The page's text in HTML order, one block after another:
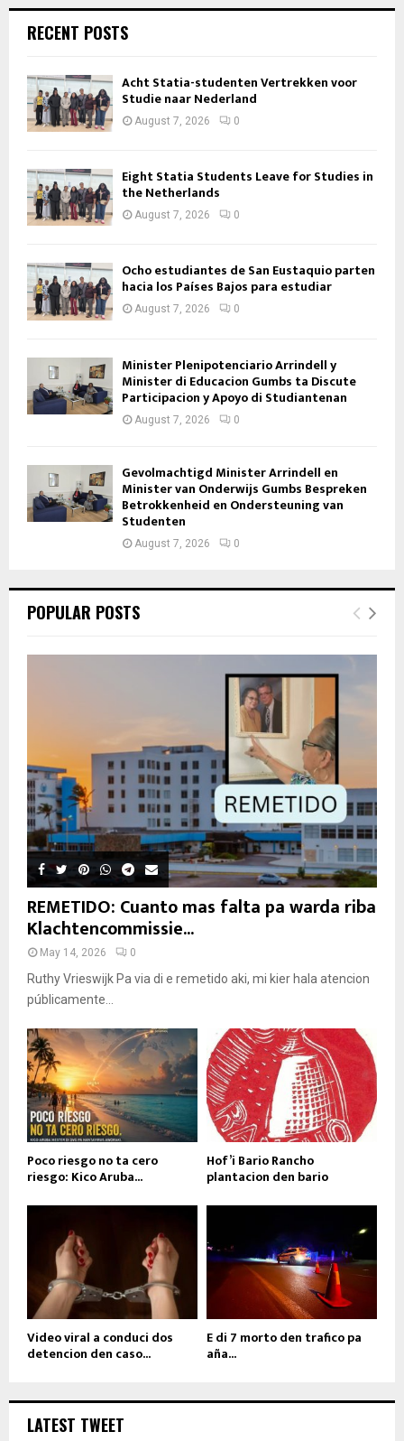
RECENT POSTS
Acht Statia-studenten Vertrekken voor
Studie naar Nederland
August 7, 2026 0
Eight Statia Students Leave for Studies in
the Netherlands
August 7, 2026 0
Ocho estudiantes de San Eustaquio parten
hacia los Países Bajos para estudiar
August 7, 2026 0
Minister Plenipotenciario Arrindell y
Minister di Educacion Gumbs ta Discute
Participacion y Apoyo di Studiantenan
August 7, 2026 0
Gevolmachtigd Minister Arrindell en
Minister van Onderwijs Gumbs Bespreken
Betrokkenheid en Ondersteuning van
Studenten
August 7, 2026 0
POPULAR POSTS
REMETIDO: Cuanto mas falta pa warda riba
Klachtencommissie...
May 14, 2026 0
Ruthy Vrieswijk Pa via di e remetido aki, mi kier hala atencion
públicamente...
Poco riesgo no ta cero
riesgo: Kico Aruba...
Hof’i Bario Rancho
plantacion den bario
Video viral a conduci dos
detencion den caso...
E di 7 morto den trafico pa
aña...
LATEST TWEET